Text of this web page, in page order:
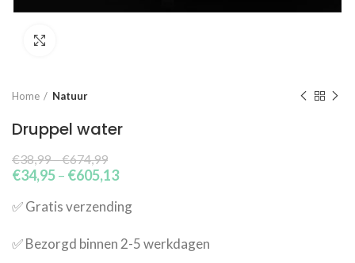
Home Natuur
Druppel water
€38,99–€674,99
€34,95– €605,13
✅​ Gratis verzending
✅​ Bezorgd binnen 2-5 werkdagen